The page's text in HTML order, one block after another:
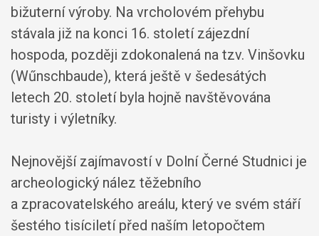
bižuterní výroby. Na vrcholovém přehybu
stávala již na konci 16. století zájezdní
hospoda, později zdokonalená na tzv. Vinšovku
(Wűnschbaude), která ještě v šedesátých
letech 20. století byla hojně navštěvována
turisty i výletníky.
Nejnovější zajímavostí v Dolní Černé Studnici je
archeologický nález těžebního
a zpracovatelského areálu, který ve svém stáří
šestého tisíciletí před naším letopočtem